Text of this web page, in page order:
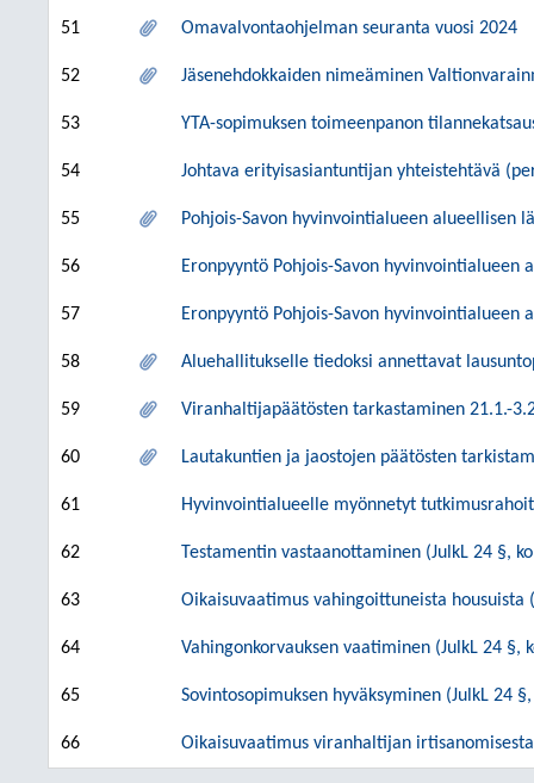
51 Omavalvontaohjelman seuranta vuosi 2024
52 Jäsenehdokkaiden nimeäminen
53 YTA-sopimuksen toimeenpanon
54 Johtava erityisasiantuntijan yhteistehtävä
55 Pohjois-Savon hyvinvointialueen alueellisen
56 Eronpyyntö Pohjois-Savon
57 Eronpyyntö Pohjois-Savon hyvinvointialueen
58 Aluehallitukselle tiedoksi annettavat
59 Viranhaltijapäätösten tarkastaminen 21.1.-
60 Lautakuntien ja jaostojen päätösten
61 Hyvinvointialueelle myönnetyt
62 Testamentin vastaanottaminen (JulkL 24 §,
63 Oikaisuvaatimus vahingoittuneista housuista
64 Vahingonkorvauksen vaatiminen (JulkL 24 §,
65 Sovintosopimuksen hyväksyminen (JulkL 24
66 Oikaisuvaatimus viranhaltijan